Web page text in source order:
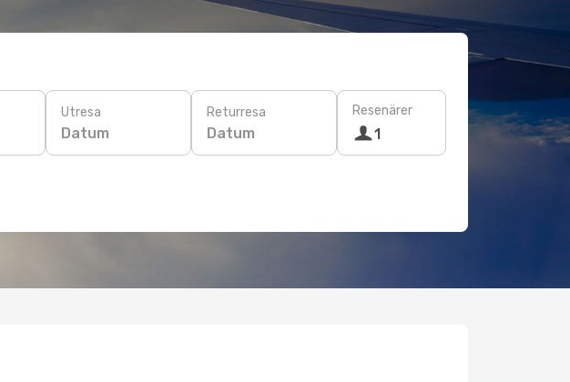
Utresa
Datum
Returresa
Datum
Resenärer
1